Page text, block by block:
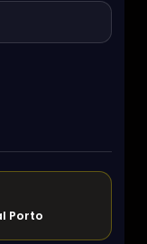
Porto